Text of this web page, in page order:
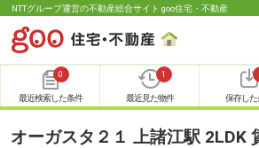
NTTグループ運営の不動産総合サイト goo住宅・不動産
0
最近検索した条件
1
最近見た物件 保存した
オーガスタ２１ 上諸江駅 2LDK